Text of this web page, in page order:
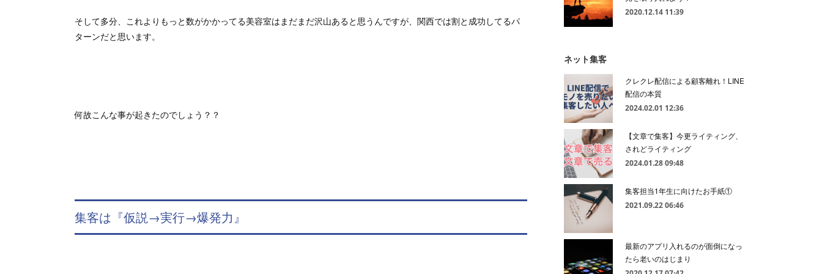
そして多分、これよりもっと数がかかってる美容室はまだまだ沢山あると思うんですが、関西では割と成功してるパ
ターンだと思います。
何故こんな事が起きたのでしょう？？
集客は『仮説→実行→爆発力』
2020.12.14 11:39
ネット集客
クレクレ配信による顧客離れ！LINE
配信の本質
2024.02.01 12:36
【文章で集客】今更ライティング、
されどライティング
2024.01.28 09:48
集客担当1年生に向けたお手紙①
2021.09.22 06:46
最新のアプリ入れるのが面倒になっ
たら老いのはじまり